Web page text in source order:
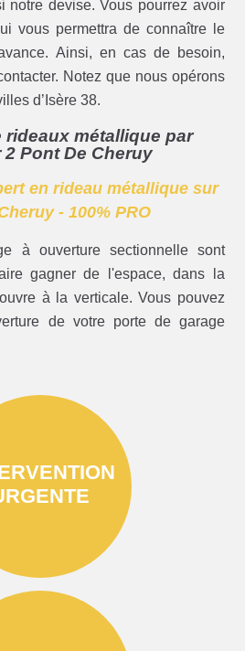
notre devise. Vous pourrez avoir
vous permettra de connaître le
Ainsi, en cas de besoin,
Notez que nous opérons
d’Isère 38.
rideaux métallique par
2 Pont De Cheruy
en rideau métallique sur
- 100% PRO
à ouverture sectionnelle sont
gagner de l'espace, dans la
à la verticale. Vous pouvez
de votre porte de garage